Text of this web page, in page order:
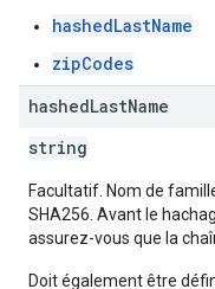
hashedLastName
zipCodes
hashedLastName
string
Facultatif. Nom de
SHA256. Avant le
assurez-vous que la
Doit également être